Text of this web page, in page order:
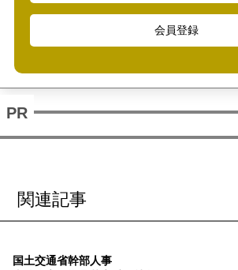
会員登録
関連記事
国土交通省幹部人事